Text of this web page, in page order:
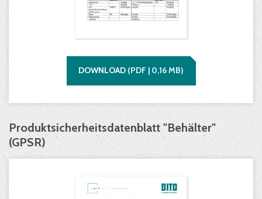
DOWNLOAD (PDF | 0,16MB)
Produktsicherheitsdatenblatt "Behälter"
(GPSR)